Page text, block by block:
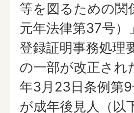
等を図るための関
元年法律第37号
登録証明事務処理
の一部が改正され
年3月23日条例第
が成年後見人（以